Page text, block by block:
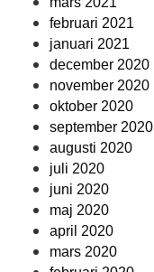
februari 2021
januari 2021
december 2020
november 2020
oktober 2020
september 2020
augusti 2020
juli 2020
juni 2020
maj 2020
april 2020
mars 2020